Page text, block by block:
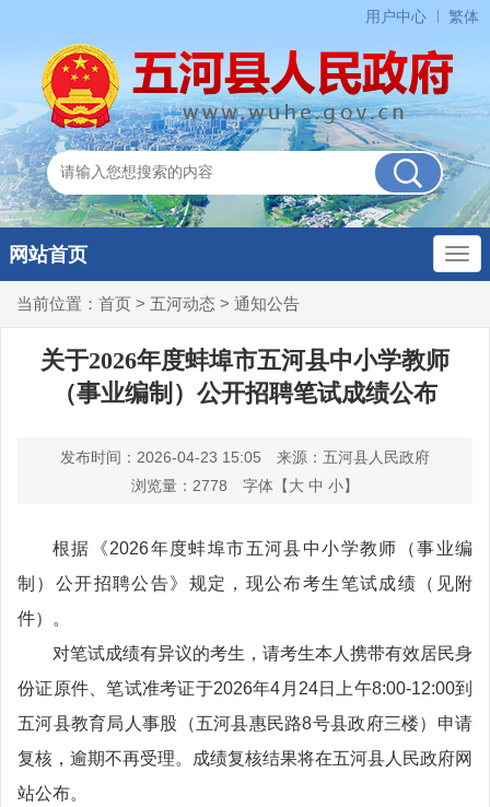
用户中心 繁体
网站首页
当前位置： 首页 > 五河动态 > 通知公告
关于2026年度蚌埠市五河县中小学教师
（事业编制）公开招聘笔试成绩公布
发布时间：2026-04-23 15:05
来源：五河县人民政府
浏览量： 2778 字体【大 中 小】
根据《2026年度蚌埠市五河县中小学教师（事业编
制）公开招聘公告》规定，现公布考生笔试成绩（见附
件）。
对笔试成绩有异议的考生，请考生本人携带有效居民身
份证原件、笔试准考证于2026年4月24日上午8:00-12:00到
五河县教育局人事股（五河县惠民路8号县政府三楼）申请
复核，逾期不再受理。成绩复核结果将在五河县人民政府网
站公布。